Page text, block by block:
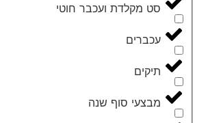
סט מקלדת ועכבר חוטי
עכברים
תיקים
מבצעי סוף שנה